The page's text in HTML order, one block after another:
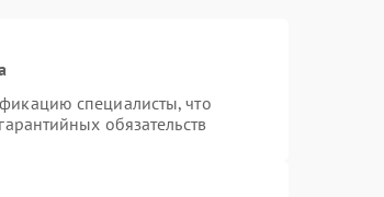
специалисты, что
обязательств